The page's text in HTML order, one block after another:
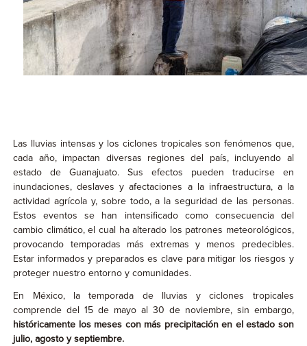
Las lluvias intensas y los ciclones tropicales son fenómenos que,
cada año, impactan diversas regiones del país, incluyendo al
estado de Guanajuato. Sus efectos pueden traducirse en
inundaciones, deslaves y afectaciones a la infraestructura, a la
actividad agrícola y, sobre todo, a la seguridad de las personas.
Estos eventos se han intensificado como consecuencia del
cambio climático, el cual ha alterado los patrones meteorológicos,
provocando temporadas más extremas y menos predecibles.
Estar informados y preparados es clave para mitigar los riesgos y
proteger nuestro entorno y comunidades.
En México, la temporada de lluvias y ciclones tropicales
comprende del 15 de mayo al 30 de noviembre, sin embargo,
históricamente los meses con más precipitación en el estado son
julio, agosto y septiembre.